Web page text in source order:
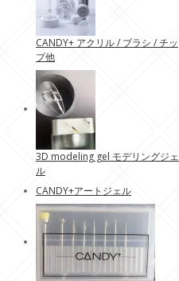
CANDY+ アクリル / ブラシ / チッ
プ他
3D modeling gel モデリングジェ
ル
CANDY+アートジェル